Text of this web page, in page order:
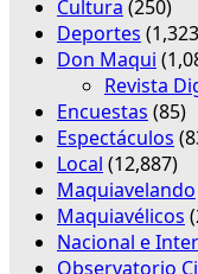
Cultura (250)
Deportes
Don Maqui
Revista
Encuestas (85)
Espectáculos
Local (12,887)
Maquiavelando
Maquiavélicos
Nacional e
Observatorio